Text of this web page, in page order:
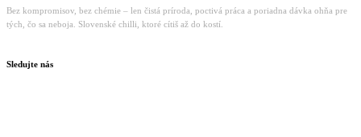
Bez kompromisov, bez chémie – len čistá príroda, poctivá práca a poriadna dávka ohňa pre
tých, čo sa neboja. Slovenské chilli, ktoré cítiš až do kostí.
Sledujte nás